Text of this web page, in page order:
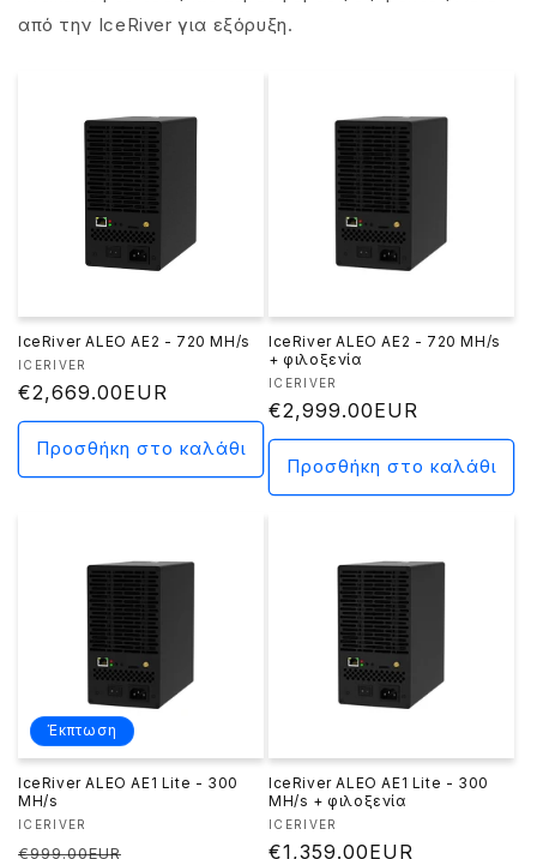
από την IceRiver για εξόρυξη.
IceRiver ALEO AE2 - 720 MH/s
Προμηθευτής:
ICERIVER
Κανονική
τιμή
€2,669.00EUR
Προσθήκη στο καλάθι
IceRiver ALEO AE2 - 720 MH/s
+ φιλοξενία
Προμηθευτής:
ICERIVER
Κανονική
τιμή
€2,999.00EUR
Προσθήκη στο καλάθι
Έκπτωση
IceRiver ALEO AE1 Lite - 300
MH/s
Προμηθευτής:
ICERIVER
Κανονική
€999.00EUR
IceRiver ALEO AE1 Lite - 300
MH/s + φιλοξενία
Προμηθευτής:
ICERIVER
Κανονική
€1,359.00EUR